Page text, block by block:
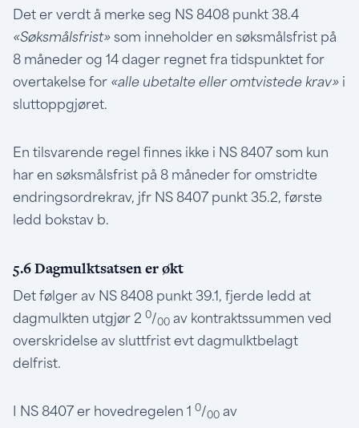
Det er verdt å merke seg NS 8408 punkt 38.4
«Søksmålsfrist» som inneholder en søksmålsfrist på
8 måneder og 14 dager regnet fra tidspunktet for
overtakelse for «alle ubetalte eller omtvistede krav» i
sluttoppgjøret.
En tilsvarende regel finnes ikke i NS 8407 som kun
har en søksmålsfrist på 8 måneder for omstridte
endringsordrekrav, jfr NS 8407 punkt 35.2, første
ledd bokstav b.
5.6 Dagmulktsatsen er økt
Det følger av NS 8408 punkt 39.1, fjerde ledd at
dagmulkten utgjør 2 0/00 av kontraktssummen ved
overskridelse av sluttfrist evt dagmulktbelagt
delfrist.
I NS 8407 er hovedregelen 1 0/00 av